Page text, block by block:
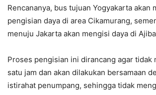
Rencananya, bus tujuan Yogyakarta akan
pengisian daya di area Cikamurang,
menuju Jakarta akan mengisi daya di
Proses pengisian ini dirancang agar tidak
satu jam dan akan dilakukan bersamaan
istirahat penumpang, sehingga tidak